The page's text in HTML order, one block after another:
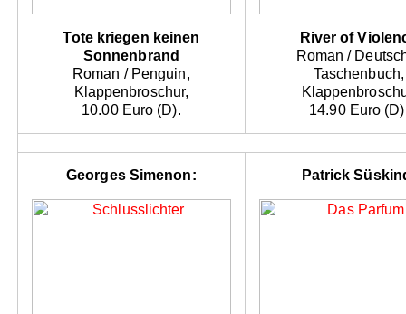
Tote kriegen keinen
Sonnenbrand
Roman / Penguin,
Klappenbroschur,
10.00 Euro (D).
River of
Roman /
Taschenbuch,
14.90 Euro
Georges Simenon: Patrick